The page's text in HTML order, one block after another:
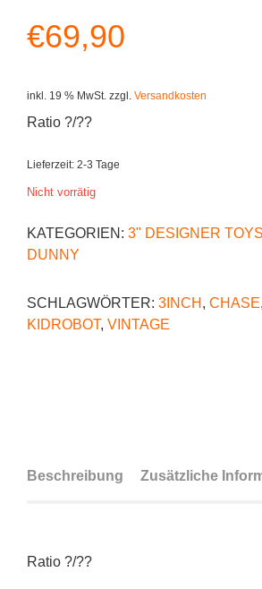
€69,90
inkl. 19 % MwSt. zzgl. Versandkosten
Ratio ?/??
Lieferzeit: 2-3 Tage
Nicht vorrätig
KATEGORIEN: 3" DESIGNER TOYS
DUNNY
SCHLAGWÖRTER: 3INCH , CHASE,
KIDROBOT, VINTAGE
Beschreibung Zusätzliche
Ratio ?/??